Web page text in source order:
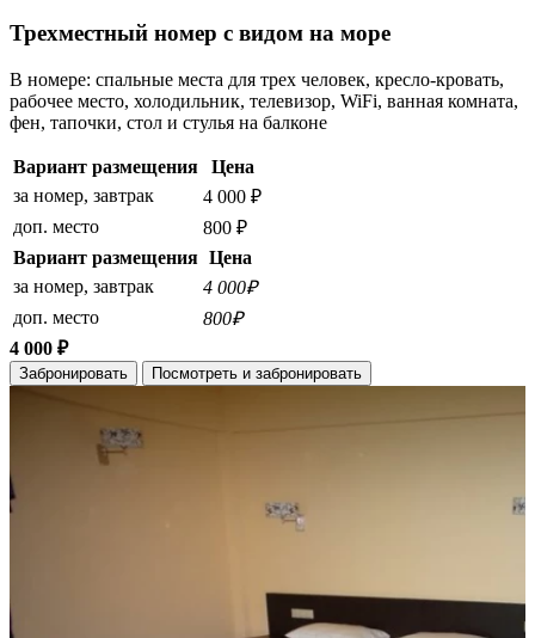
Трехместный номер с видом на море
В номере: спальные места для трех человек, кресло-кровать,
рабочее место, холодильник, телевизор, WiFi, ванная комната,
фен, тапочки, стол и стулья на балконе
Вариант размещения
Цена
за номер, завтрак
4 000 ₽
доп. место
800 ₽
Вариант размещения Цена
за номер, завтрак
4 000₽
доп. место
800₽
4 000 ₽
Забронировать Посмотреть и забронировать